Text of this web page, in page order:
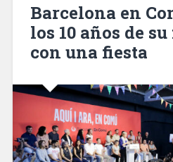
Barcelona en
los 10 años de
con una fiesta